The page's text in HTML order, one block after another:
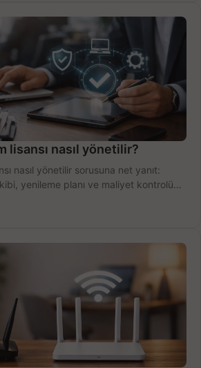
lisansı nasıl yönetilir?
nasıl yönetilir sorusuna net yanıt:
yenileme planı ve maliyet kontrolü